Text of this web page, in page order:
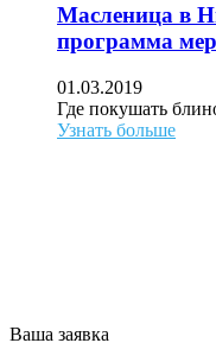
Масленица в
программа
01.03.2019
Где покушать
Узнать больше
Ваша заявка